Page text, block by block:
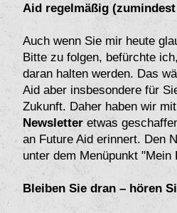
Aid regelmäßig
Auch wenn Sie mir heute
Bitte zu folgen, befürchte
daran halten werden. Das
Aid aber insbesondere für
Zukunft. Daher haben wir
Newsletteretwas
an Future Aid erinnert. Den
unter dem Menüpunkt "Mein
Bleiben Sie dran – hören